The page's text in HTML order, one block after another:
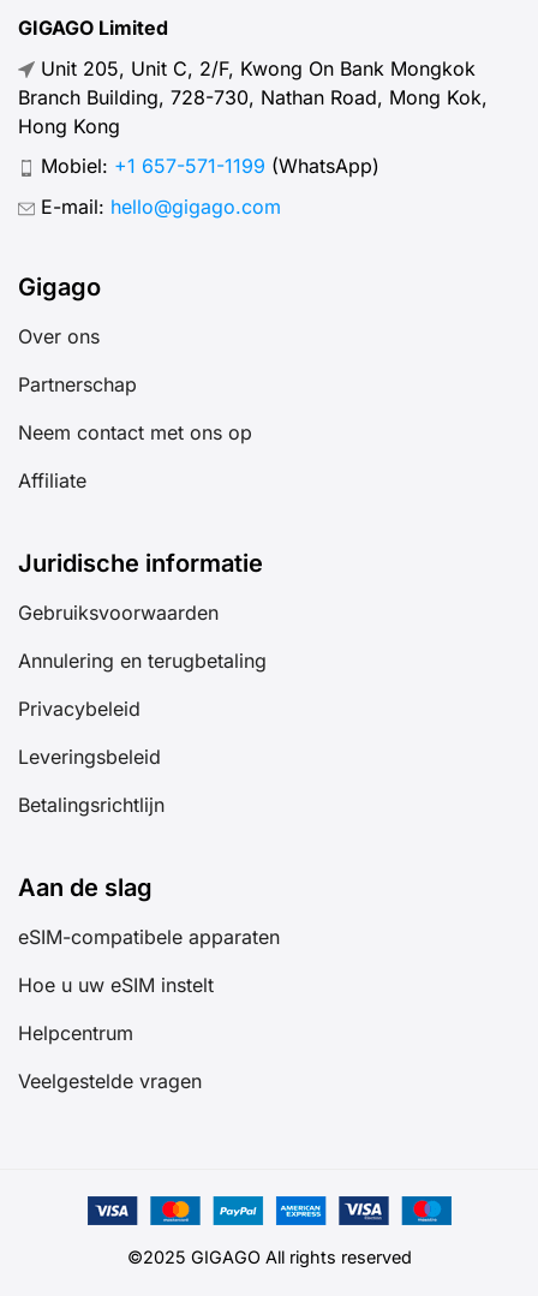
GIGAGO Limited
Unit 205, Unit C, 2/F, Kwong On Bank Mongkok
Branch Building, 728-730, Nathan Road, Mong Kok,
Hong Kong
Mobiel: +1 657-571-1199 (WhatsApp)
E-mail: hello@gigago.com
Gigago
Over ons
Partnerschap
Neem contact met ons op
Affiliate
Juridische informatie
Gebruiksvoorwaarden
Annulering en terugbetaling
Privacybeleid
Leveringsbeleid
Betalingsrichtlijn
Aan de slag
eSIM-compatibele apparaten
Hoe u uw eSIM instelt
Helpcentrum
Veelgestelde vragen
©2025 GIGAGO All rights reserved